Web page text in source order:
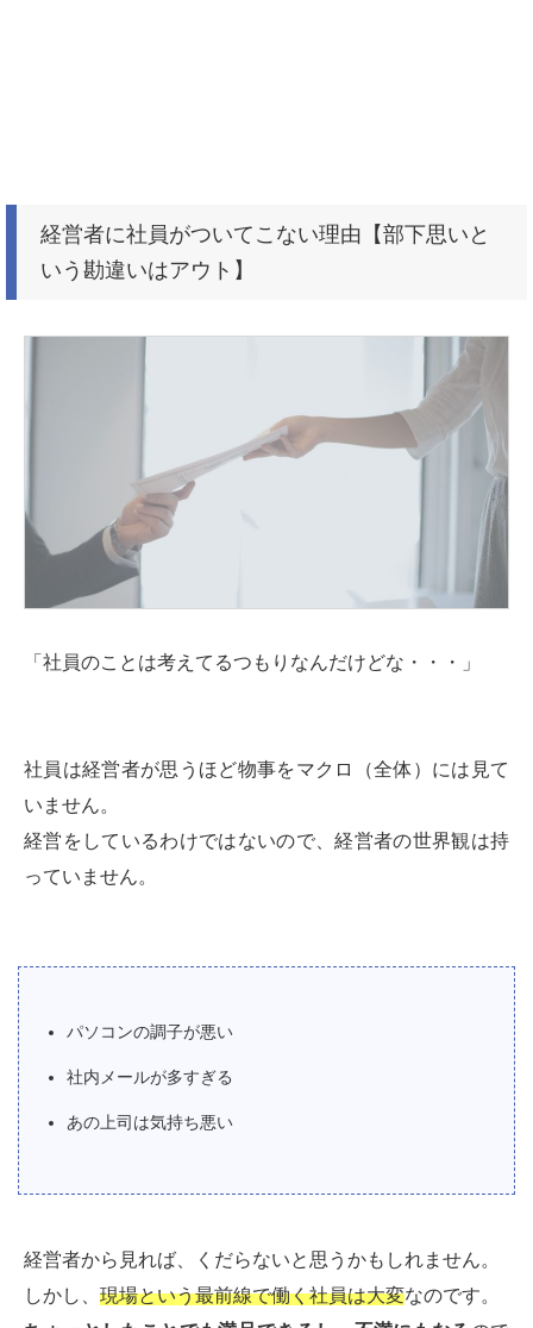
経営者に社員がついてこない理由【部下思いと
いう勘違いはアウト】
「社員のことは考えてるつもりなんだけどな・・・」
社員は経営者が思うほど物事をマクロ（全体）には見て
いません。
経営をしているわけではないので、経営者の世界観は持
っていません。
パソコンの調子が悪い
社内メールが多すぎる
あの上司は気持ち悪い
経営者から見れば、くだらないと思うかもしれません。
しかし、 現場という最前線で働く社員は大変なのです。